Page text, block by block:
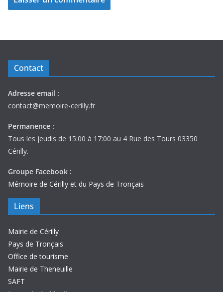
Contact
Adresse email :
contact@memoire-cerilly.fr
Permanence :
Tous les jeudis de 15:00 à 17:00 au 4 Rue des Tours 03350
Cérilly.
Groupe Facebook :
Mémoire de Cérilly et du Pays de Tronçais
Liens
Mairie de Cérilly
Pays de Tronçais
Office de tourisme
Mairie de Theneuille
SAFT